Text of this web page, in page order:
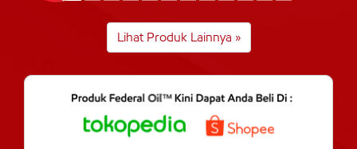
Lihat Produk Lainnya »